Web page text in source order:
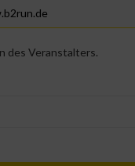
des Veranstalters.